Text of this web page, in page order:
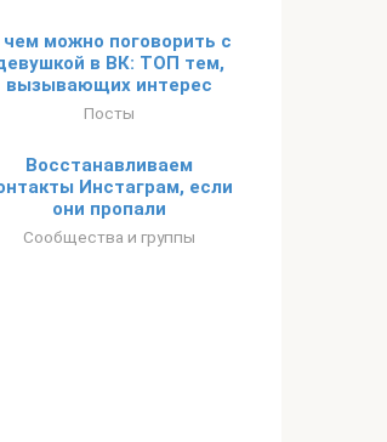
можно поговорить с
в ВК: ТОП тем,
вызывающих интерес
Посты
Восстанавливаем
Инстаграм, если
они пропали
Сообщества и группы